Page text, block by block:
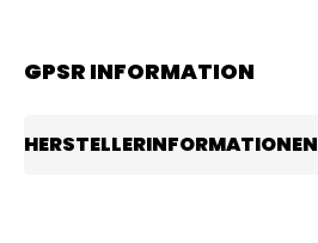
GPSR INFORMATION
HERSTELLERINFORMATIONEN